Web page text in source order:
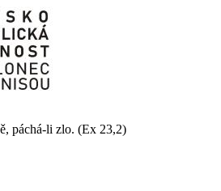
páchá-li zlo. (Ex 23,2)